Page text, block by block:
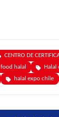
CENTRO DE
food halal
Halal
halal expo chile